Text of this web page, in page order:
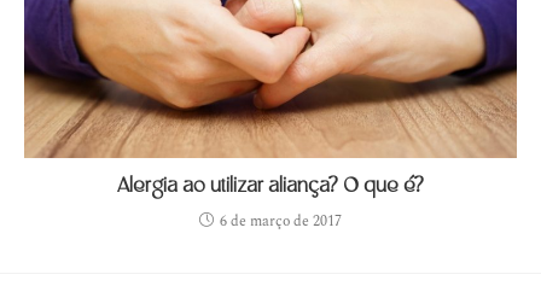
Alergia ao utilizar aliança? O que é?
6 de março de 2017